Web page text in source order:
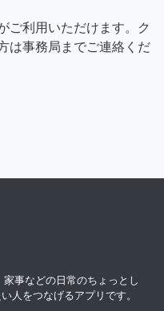
ご利用いただけます。ク
は事務局までご連絡くだ
事などの日常のちょっとし
人をつなげるアプリです。